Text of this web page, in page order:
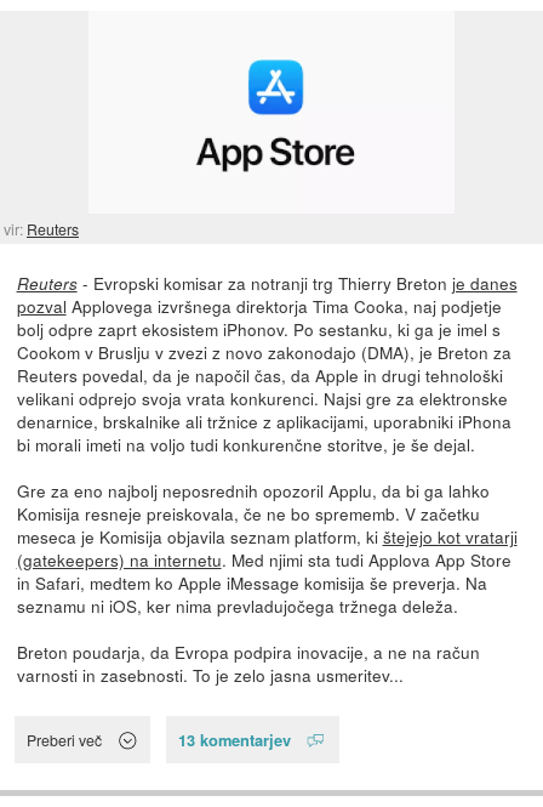
vir: Reuters
Reuters- Evropski komisar za notranji trg Thierry Breton je danes
pozval Applovega izvršnega direktorja Tima Cooka, naj podjetje
bolj odpre zaprt ekosistem iPhonov. Po sestanku, ki ga je imel s
Cookom v Bruslju v zvezi z novo zakonodajo (DMA), je Breton za
Reuters povedal, da je napočil čas, da Apple in drugi tehnološki
velikani odprejo svoja vrata konkurenci. Najsi gre za elektronske
denarnice, brskalnike ali tržnice z aplikacijami, uporabniki iPhona
bi morali imeti na voljo tudi konkurenčne storitve, je še dejal.
Gre za eno najbolj neposrednih opozoril Applu, da bi ga lahko
Komisija resneje preiskovala, če ne bo sprememb. V začetku
meseca je Komisija objavila seznam platform, ki štejejo kot vratarji
(gatekeepers) na internetu. Med njimi sta tudi Applova App Store
in Safari, medtem ko Apple iMessage komisija še preverja. Na
seznamu ni iOS, ker nima prevladujočega tržnega deleža.
Breton poudarja, da Evropa podpira inovacije, a ne na račun
varnosti in zasebnosti. To je zelo jasna usmeritev...
Preberi več 13 komentarjev